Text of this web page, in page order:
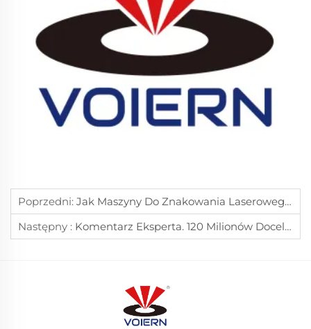
Poprzedni: Jak Maszyny Do Znakowania Laserowego Zwiększają Wydajność Grawerowania Metalu
Następny : Komentarz Eksperta. 120 Milionów Docelowej Kwoty. Zdrowe Środowisko Konkurencyjne Jest Potrzebne Do Rozwoju Chińskiej Branży Laserowej.